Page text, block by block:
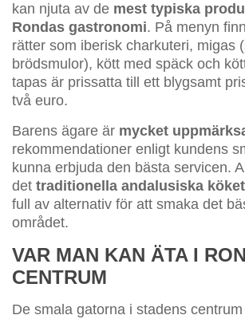
kan njuta av de mest typiska
Rondas gastronomi. På menyn
rätter som iberisk charkuteri, migas
brödsmulor), kött med späck och
tapas är prissatta till ett blygsamt
två euro.
Barens ägare är mycket
rekommendationer enligt kundens
kunna erbjuda den bästa servicen.
det traditionella andalusiska köket
full av alternativ för att smaka det
området.
VAR MAN KAN ÄTA I
CENTRUM
De smala gatorna i stadens